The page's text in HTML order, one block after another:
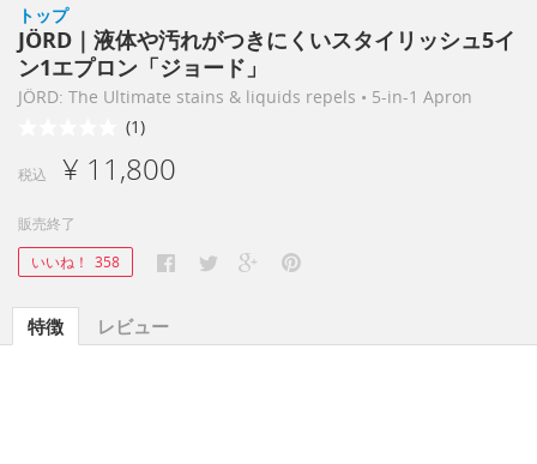
トップ
JÖRD｜液体や汚れがつきにくいスタイリッシュ5イ
ン1エプロン「ジョード」
JÖRD: The Ultimate stains & liquids repels • 5-in-1 Apron
(1)
税込 ¥ 11,800
販売終了
いいね！ 358
特徴 レビュー